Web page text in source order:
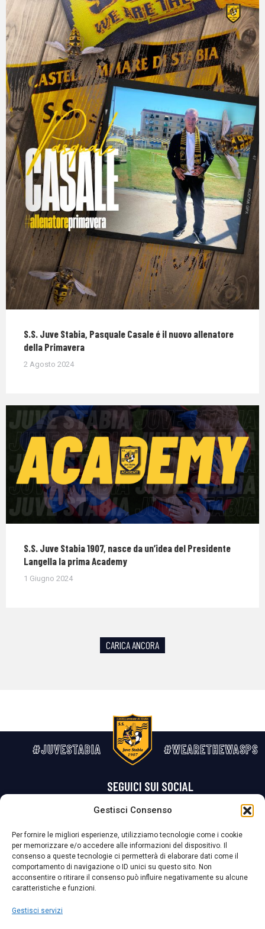
Gestisci Consenso
Per fornire le migliori esperienze, utilizziamo tecnologie come i cookie
per memorizzare e/o accedere alle informazioni del dispositivo. Il
consenso a queste tecnologie ci permetterà di elaborare dati come il
comportamento di navigazione o ID unici su questo sito. Non
acconsentire o ritirare il consenso può influire negativamente su alcune
caratteristiche e funzioni.
Gestisci servizi
S.S. Juve Stabia, Pasquale Casale é il nuovo allenatore
della Primavera
2 Agosto 2024
S.S. Juve Stabia 1907, nasce da un’idea del Presidente
Langella la prima Academy
1 Giugno 2024
CARICA ANCORA
#JUVESTABIA #WEARETHEWASPS
SEGUICI SUI SOCIAL
La Società ha nominato il Responsabile della Protezione dei Dati Personali (DPO), figura specializzata che vigila sulle modalità adottate dalla
nostra Società per tutelare i Suoi dati personali.